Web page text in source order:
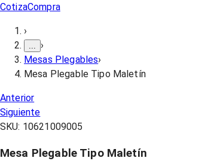
CotizaCompra
›
›
Mesas Plegables›
Mesa Plegable Tipo Maletín
Anterior
Siguiente
SKU: 10621009005
Mesa Plegable Tipo Maletín